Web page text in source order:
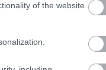
of the website
területén.
Atom